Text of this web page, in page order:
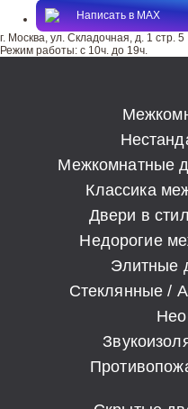
Написать в MAX
г. Москва, ул. Складочная, д. 1 стр. 5
Режим работы: с 10ч. до 19ч.
Межкомнатные
Классика
Двери в
Недорогие
Элитные
Стеклянные /